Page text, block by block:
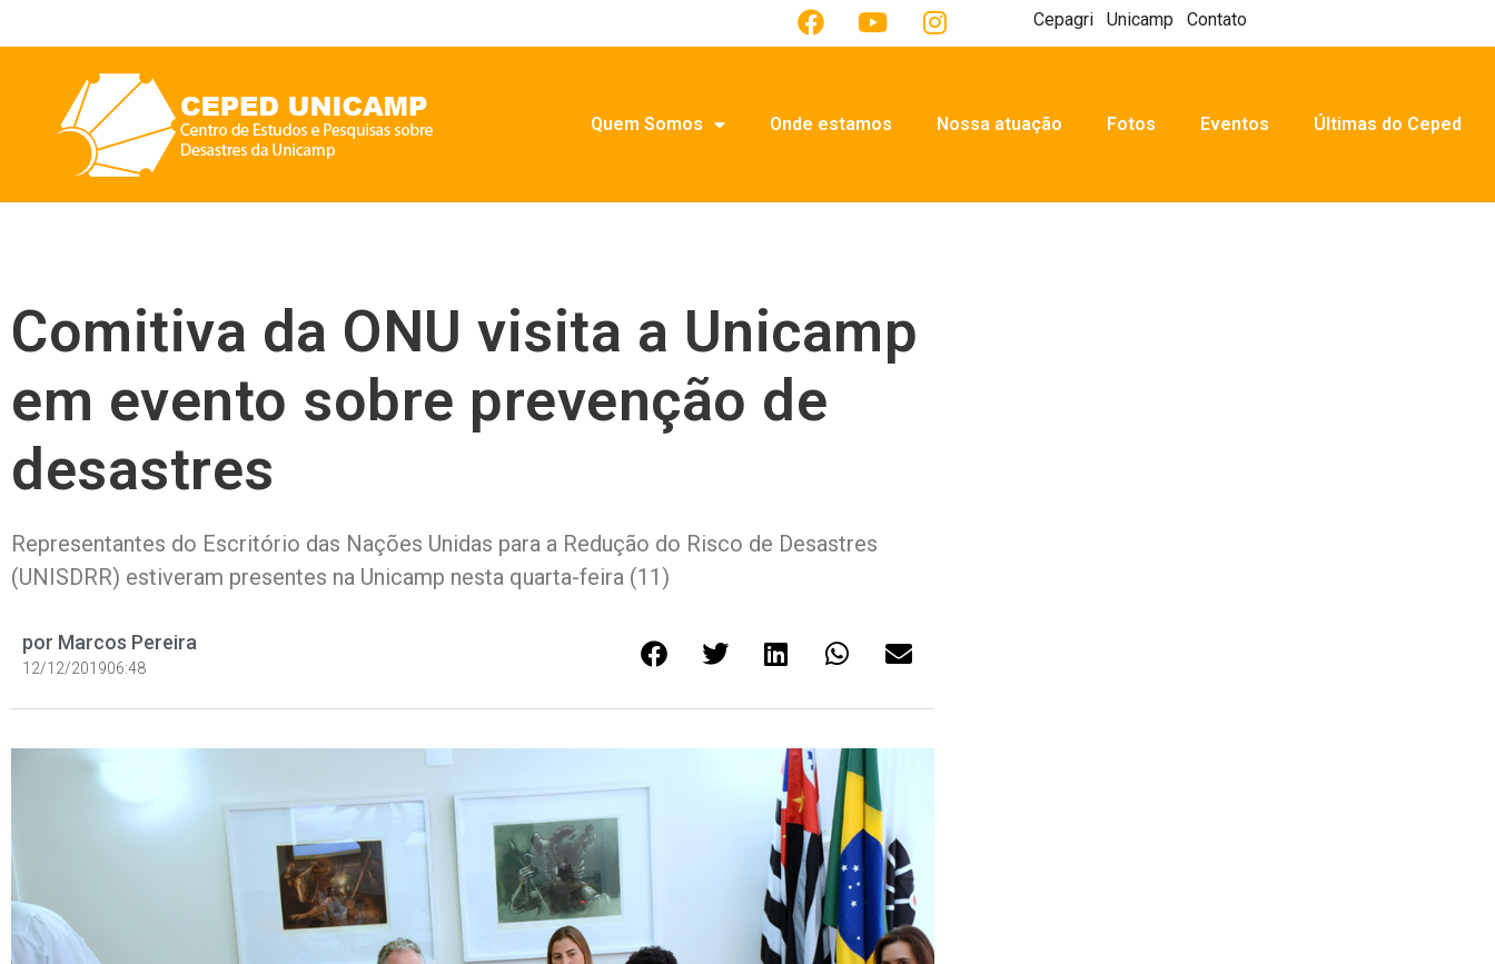
CepagriUnicampContato
Quem Somos Onde estamos Nossa atuação Fotos Eventos Últimas do Ceped
Comitiva da ONU visita a Unicamp
em evento sobre prevenção de
desastres
Representantes do Escritório das Nações Unidas para a Redução do Risco de Desastres
(UNISDRR) estiveram presentes na Unicamp nesta quarta-feira (11)
por Marcos Pereira
12/12/201906:48